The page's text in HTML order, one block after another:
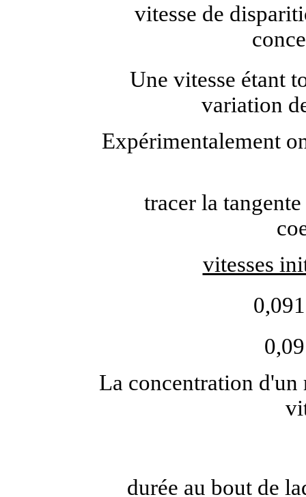
vitesse de
Une vitesse étant
variation
Expérimentalement
tracer la
vitesses
La concentration d'un
durée au bout de